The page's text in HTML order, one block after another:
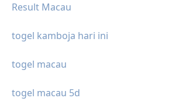
Result Macau
togel kamboja hari ini
togel macau
togel macau 5d